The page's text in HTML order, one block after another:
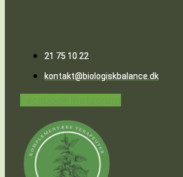
21 75 10 22
kontakt@biologiskbalance.dk